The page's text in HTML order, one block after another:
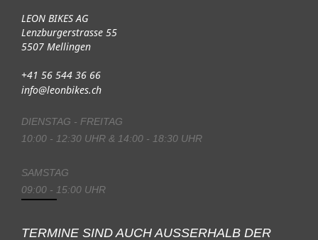
LEON BIKES AG
Lenzburgerstrasse 55
5507 Mellingen
+41 56 544 36 66
info@leonbikes.ch
DIENSTAG - FREITAG
10:00 - 12:30 UHR & 14:00 - 18:30 UHR
SAMSTAG
09:00 - 15:00 UHR
TERMINE SIND AUCH AUSSERHALB DER